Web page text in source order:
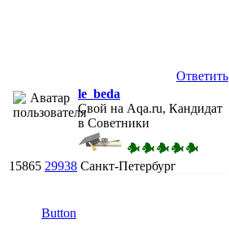
Ответить
le_beda
Свой на Aqa.ru, Кандидат
в Советники
15865 29938 Санкт-Петербург
Button